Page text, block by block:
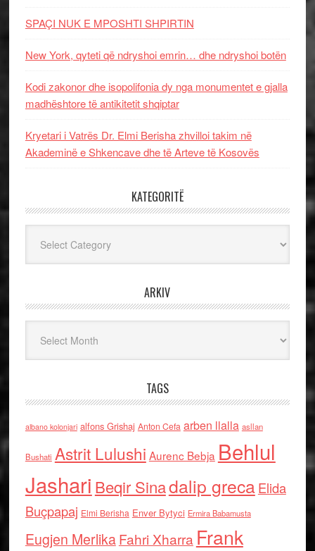
SPAÇI NUK E MPOSHTI SHPIRTIN
New York, qyteti që ndryshoi emrin… dhe ndryshoi botën
Kodi zakonor dhe isopolifonia dy nga monumentet e gjalla
madhështore të antikitetit shqiptar
Kryetari i Vatrës Dr. Elmi Berisha zhvilloi takim në
Akademinë e Shkencave dhe të Arteve të Kosovës
KATEGORITË
ARKIV
TAGS
albano kolonjari alfons Grishaj Anton Cefa arben llalla asllan
Bushati Astrit Lulushi Aurenc Bebja Behlul
Jashari Beqir Sinadalip grecaElida
Buçpapaj Elmi Berisha Enver Bytyci Ermira Babamusta
Eugjen MerlikaFahri Xharra Frank